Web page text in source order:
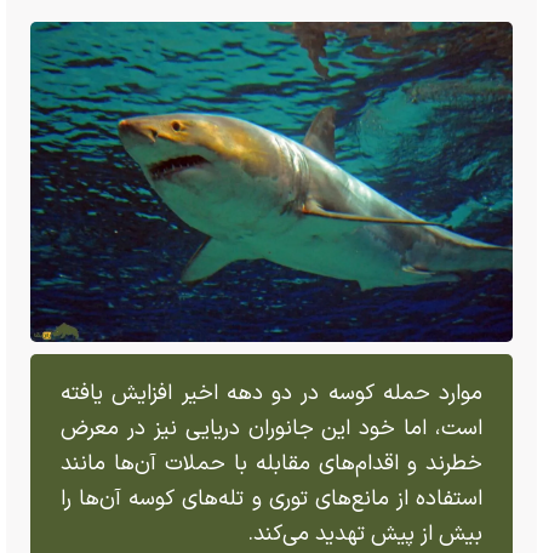
موارد حمله کوسه در دو دهه اخیر افزایش یافته
است، اما خود این جانوران دریایی نیز در معرض
خطرند و اقدام‌های مقابله با حملات آن‌ها مانند
استفاده از مانع‌های توری و تله‌های کوسه آن‌ها را
بیش از پیش تهدید می‌کند.